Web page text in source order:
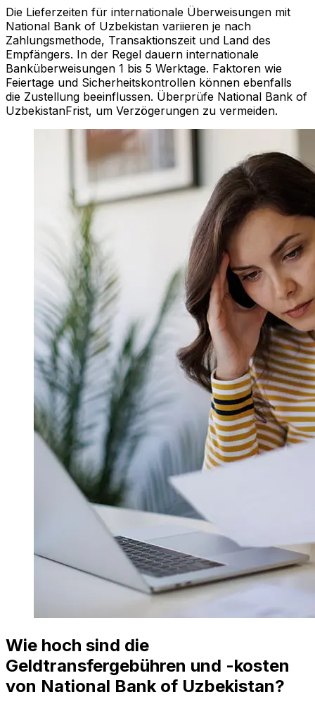
Die Lieferzeiten für internationale Überweisungen mit
National Bank of Uzbekistan variieren je nach
Zahlungsmethode, Transaktionszeit und Land des
Empfängers. In der Regel dauern internationale
Banküberweisungen 1 bis 5 Werktage. Faktoren wie
Feiertage und Sicherheitskontrollen können ebenfalls
die Zustellung beeinflussen. Überprüfe National Bank of
UzbekistanFrist, um Verzögerungen zu vermeiden.
Wie hoch sind die
Geldtransfergebühren und -kosten
von National Bank of Uzbekistan?